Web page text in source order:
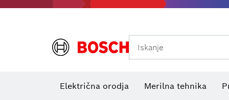
Iskanje
Električna orodja Merilna tehnika